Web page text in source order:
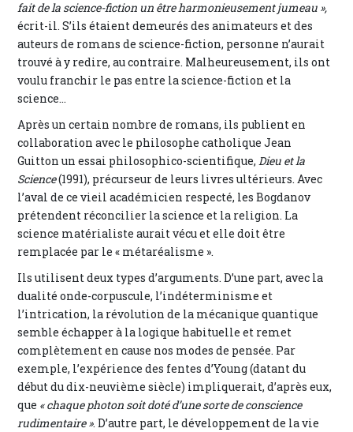
fait de la science-fiction un être harmonieusement jumeau »,
écrit-il. S’ils étaient demeurés des animateurs et des
auteurs de romans de science-fiction, personne n’aurait
trouvé à y redire, au contraire. Malheureusement, ils ont
voulu franchir le pas entre la science-fiction et la
science…
Après un certain nombre de romans, ils publient en
collaboration avec le philosophe catholique Jean
Guitton un essai philosophico-scientifique, Dieu et la
Science(1991), précurseur de leurs livres ultérieurs. Avec
l’aval de ce vieil académicien respecté, les Bogdanov
prétendent réconcilier la science et la religion. La
science matérialiste aurait vécu et elle doit être
remplacée par le « métaréalisme ».
Ils utilisent deux types d’arguments. D’une part, avec la
dualité onde-corpuscule, l’indéterminisme et
l’intrication, la révolution de la mécanique quantique
semble échapper à la logique habituelle et remet
complètement en cause nos modes de pensée. Par
exemple, l’expérience des fentes d’Young (datant du
début du dix-neuvième siècle) impliquerait, d’après eux,
que « chaque photon soit doté d’une sorte de conscience
rudimentaire ». D’autre part, le développement de la vie